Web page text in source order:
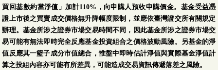
買回基數約當淨值」加計110%，向申購人預收申購價金。基金受益憑
證上市後之買賣成交價格無升降幅度限制，並應依臺灣證交所有關規定
辦理。基金所涉之證券市場交易時間不同，因此基金所涉之證券市場交
易可能有無法即時完全反應基金投資組合之價格波動風險。另基金的淨
值反應其一籃子成分市值總合，惟盤中即時估計淨值與實際基金淨值計
算之投組內容亦可能有所差異，可能造成交易資訊傳遞落差之風險。